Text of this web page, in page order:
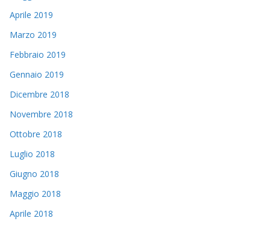
Aprile 2019
Marzo 2019
Febbraio 2019
Gennaio 2019
Dicembre 2018
Novembre 2018
Ottobre 2018
Luglio 2018
Giugno 2018
Maggio 2018
Aprile 2018